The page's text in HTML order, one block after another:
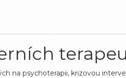
na psychoterapii, krizovou